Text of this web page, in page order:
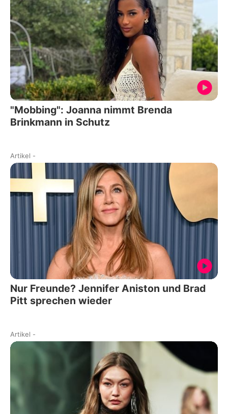
"Mobbing": Joanna nimmt Brenda
Brinkmann in Schutz
Artikel -
Nur Freunde? Jennifer Aniston und Brad
Pitt sprechen wieder
Artikel -